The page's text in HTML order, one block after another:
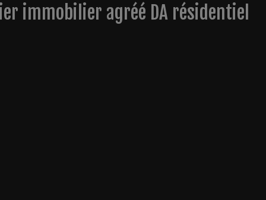
immobilier agréé DA résidentiel